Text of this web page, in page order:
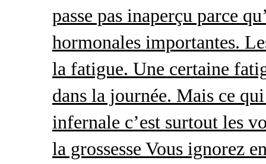
passe pas inaperçu parce
hormonales importantes.
la fatigue. Une certaine
dans la journée. Mais ce
infernale c’est surtout les
la grossesse Vous ignorez